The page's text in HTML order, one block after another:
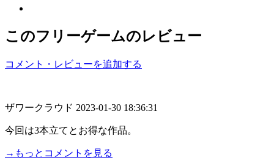
このフリーゲームのレビュー
コメント・レビューを追加する
ザワークラウド 2023-01-30 18:36:31
今回は3本立てとお得な作品。
→もっとコメントを見る